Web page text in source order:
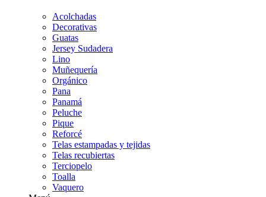
Acolchadas
Decorativas
Guatas
Jersey Sudadera
Lino
Muñequería
Orgánico
Pana
Panamá
Peluche
Pique
Reforcé
Telas estampadas y tejidas
Telas recubiertas
Terciopelo
Toalla
Vaquero